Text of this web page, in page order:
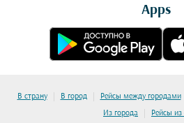
Apps
В страну | В город | Рейсы между городами
Из города | Рейсы